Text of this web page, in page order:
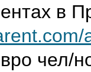
в
чел/